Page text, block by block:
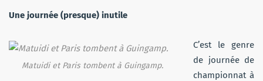
Une journée (presque) inutile
Matuidi et Paris tombent à Guingamp.
C’est le genre
de journée de
championnat à